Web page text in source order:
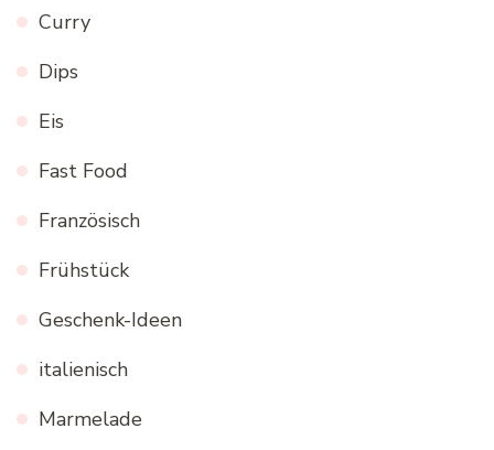
Curry
Dips
Eis
Fast Food
Französisch
Frühstück
Geschenk-Ideen
italienisch
Marmelade